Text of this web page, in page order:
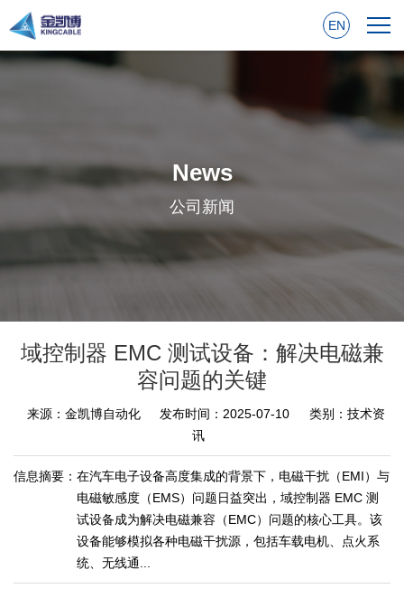
EN
News
公司新闻
域控制器 EMC 测试设备：解决电磁兼
容问题的关键
来源：金凯博自动化 发布时间：2025-07-10
类别：技术资
讯
信息摘要： 在汽车电子设备高度集成的背景下，电磁干扰（EMI）与
电磁敏感度（EMS）问题日益突出，域控制器 EMC 测
试设备成为解决电磁兼容（EMC）问题的核心工具。该
设备能够模拟各种电磁干扰源，包括车载电机、点火系
统、无线通...